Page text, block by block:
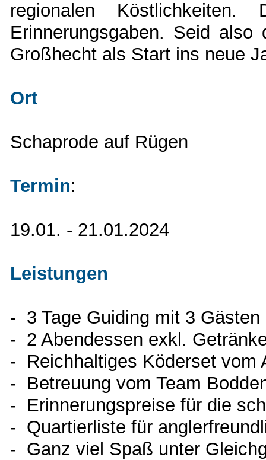
regionalen
Erinnerungsgaben. Seid
Großhecht als Start ins neue
Ort
Schaprode auf Rügen
Termin:
19.01. - 21.01.2024
Leistungen
- 3 Tage Guiding mit 3
- 2 Abendessen exkl.
- Reichhaltiges Köderset vom
- Betreuung vom Team
- Erinnerungspreise für die
- Quartierliste für
- Ganz viel Spaß unter